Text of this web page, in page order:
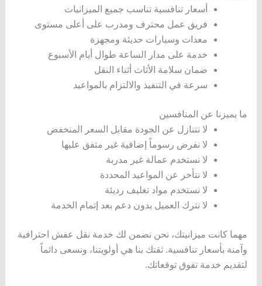
أسعار تنافسية تناسب جميع الميزانيات
فريق عمل محترف ومدرب على أعلى مستوى
معدات وسيارات حديثة ومجهزة
خدمة على مدار الساعة طوال أيام الأسبوع
ضمان سلامة الأثاث أثناء النقل
سرعة في التنفيذ والالتزام بالمواعيد
ما يميزنا عن المنافسين
لا نتنازل عن الجودة مقابل السعر المنخفض
لا نفرض رسوماً إضافية غير متفق عليها
لا نستخدم عمالة غير مدربة
لا نتأخر عن المواعيد المحددة
لا نستخدم مواد تغليف رديئة
لا نترك العميل بدون دعم بعد إتمام الخدمة
مهما كانت ميزانيتك، نحن نضمن لك خدمة نقل عفش احترافية
وآمنة بأسعار تنافسية. ثقتك بنا هي أولويتنا، ونسعى دائماً
لتقديم خدمة تفوق توقعاتك.